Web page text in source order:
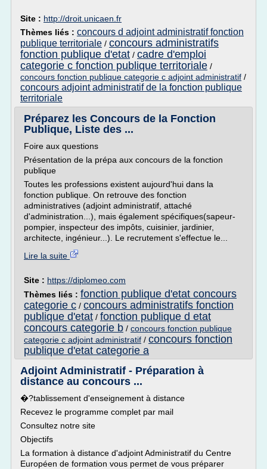
Site : http://droit.unicaen.fr
Thèmes liés : concours d adjoint administratif fonction
publique territoriale / concours administratifs
fonction publique d'etat / cadre d'emploi
categorie c fonction publique territoriale /
concours fonction publique categorie c adjoint administratif /
concours adjoint administratif de la fonction publique
territoriale
Préparez les Concours de la Fonction
Publique, Liste des ...
Foire aux questions
Présentation de la prépa aux concours de la fonction
publique
Toutes les professions existent aujourd'hui dans la
fonction publique. On retrouve des fonction
administratives (adjoint administratif, attaché
d'administration...), mais également spécifiques(sapeur-
pompier, inspecteur des impôts, cuisinier, jardinier,
architecte, ingénieur...). Le recrutement s'effectue le...
Lire la suite
Site : https://diplomeo.com
Thèmes liés : fonction publique d'etat concours
categorie c / concours administratifs fonction
publique d'etat / fonction publique d etat
concours categorie b / concours fonction publique
categorie c adjoint administratif / concours fonction
publique d'etat categorie a
Adjoint Administratif - Préparation à
distance au concours ...
�?tablissement d'enseignement à distance
Recevez le programme complet par mail
Consultez notre site
Objectifs
La formation à distance d'adjoint Administratif du Centre
Européen de formation vous permet de vous préparer